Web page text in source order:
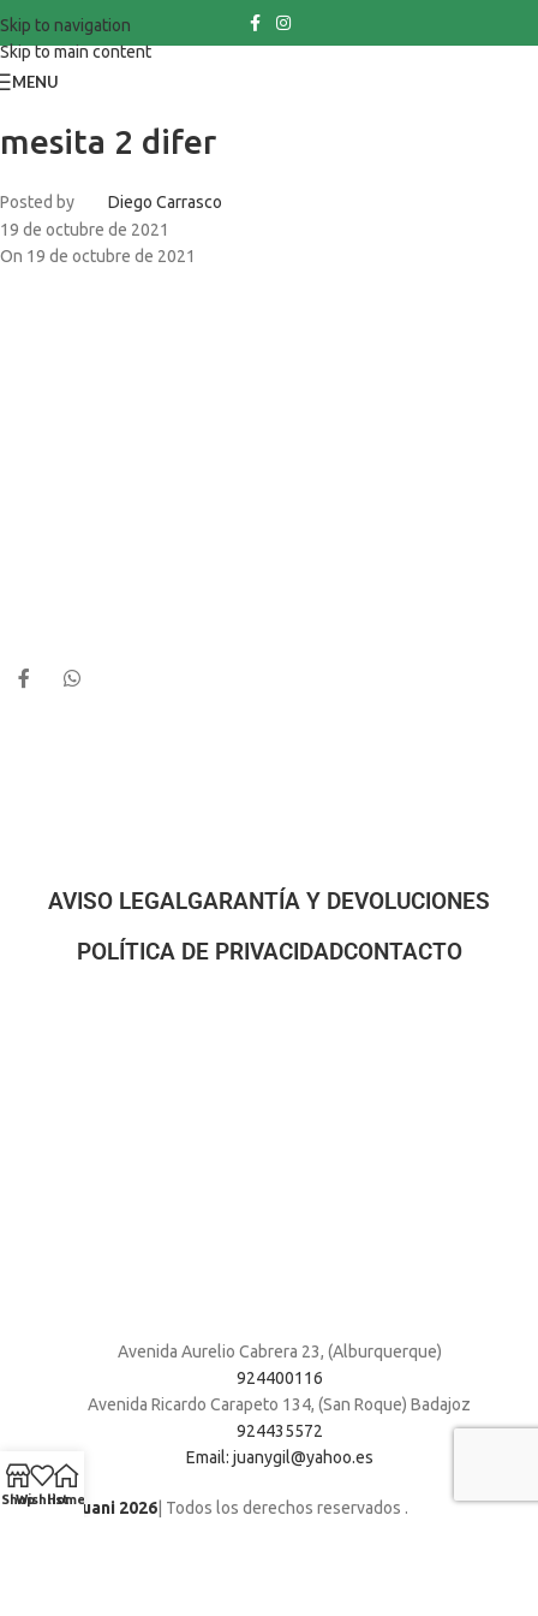
Skip to navigation
Skip to main content
MENU
mesita 2 difer
Posted by
Diego Carrasco
19 de octubre de 2021
On 19 de octubre de 2021
AVISO LEGALGARANTÍA Y DEVOLUCIONES
POLÍTICA DE PRIVACIDADCONTACTO
Avenida Aurelio Cabrera 23, (Alburquerque)
924400116
Avenida Ricardo Carapeto 134, (San Roque) Badajoz
924435572
Email: juanygil@yahoo.es
Muebles Juani 2026 | Todos los derechos reservados .
Shop
WishlistHome